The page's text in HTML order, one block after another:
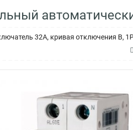
32А, кривая отключения B,